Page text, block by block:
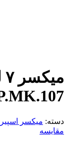
دسته: میکسر
مقایسه